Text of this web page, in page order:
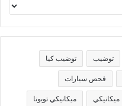
توضيب توضيب كيا
فحص سيارات
ميكانيكي ميكانيكي تويوتا